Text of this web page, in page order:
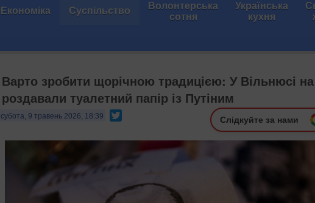
Економіка Суспільство Волонтерська
сотня
Українська
кухня
Варто зробити щорічною традицією: У Вільнюсі
роздавали туалетний папір із Путіним
субота, 9 травень 2026, 18:39 Слідкуйте за нами